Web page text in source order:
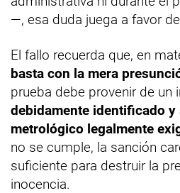
—, esa duda juega a favor
El fallo recuerda que, en
basta con la mera
prueba debe provenir de un
debidamente identificado
metrológico legalmente
no se cumple, la sanción
suficiente para destruir la
inocencia.